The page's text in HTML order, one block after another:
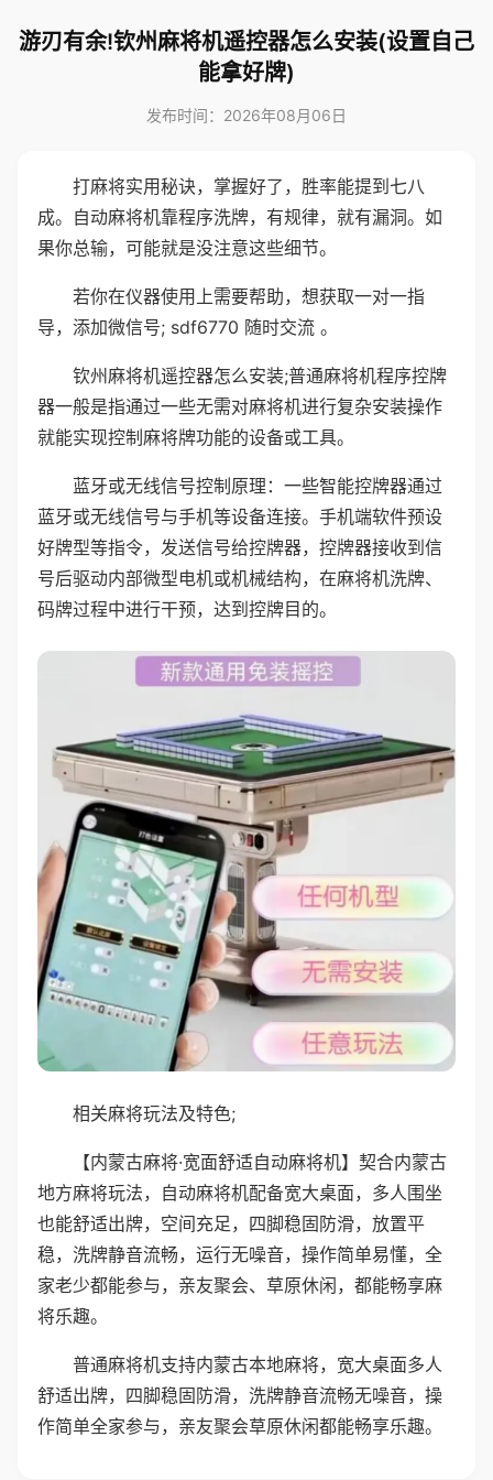
游刃有余!钦州麻将机遥控器怎么安装(设置自己
能拿好牌)
发布时间：2026年08月06日
打麻将实用秘诀，掌握好了，胜率能提到七八
成。自动麻将机靠程序洗牌，有规律，就有漏洞。如
果你总输，可能就是没注意这些细节。
若你在仪器使用上需要帮助，想获取一对一指
导，添加微信号; sdf6770 随时交流 。
钦州麻将机遥控器怎么安装;普通麻将机程序控牌
器一般是指通过一些无需对麻将机进行复杂安装操作
就能实现控制麻将牌功能的设备或工具。
蓝牙或无线信号控制原理：一些智能控牌器通过
蓝牙或无线信号与手机等设备连接。手机端软件预设
好牌型等指令，发送信号给控牌器，控牌器接收到信
号后驱动内部微型电机或机械结构，在麻将机洗牌、
码牌过程中进行干预，达到控牌目的。
相关麻将玩法及特色;
【内蒙古麻将·宽面舒适自动麻将机】契合内蒙古
地方麻将玩法，自动麻将机配备宽大桌面，多人围坐
也能舒适出牌，空间充足，四脚稳固防滑，放置平
稳，洗牌静音流畅，运行无噪音，操作简单易懂，全
家老少都能参与，亲友聚会、草原休闲，都能畅享麻
将乐趣。
普通麻将机支持内蒙古本地麻将，宽大桌面多人
舒适出牌，四脚稳固防滑，洗牌静音流畅无噪音，操
作简单全家参与，亲友聚会草原休闲都能畅享乐趣。